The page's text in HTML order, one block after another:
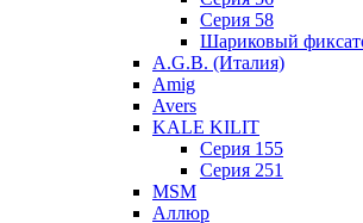
Серия 58
Шариковый
A.G.B. (Италия)
Amig
Avers
KALE KILIT
Серия 155
Серия 251
MSM
Аллюр